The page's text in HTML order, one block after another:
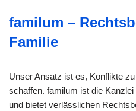
familum –
Familie
Unser Ansatz ist es, Konflikte
schaffen. familum ist die
und bietet verlässlichen